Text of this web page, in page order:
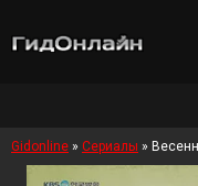
Gidonline » Сериалы »